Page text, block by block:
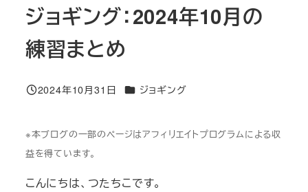
ジョギング：2024年10月の
練習まとめ
投稿日
2024年10月31日 カテゴリー
ジョギング
※本ブログの一部のページはアフィリエイトプログラムによる収
益を得ています。
こんにちは、つたちこです。